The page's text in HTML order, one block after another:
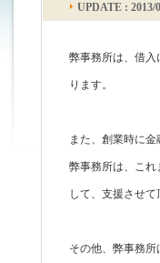
UPDATE : 2013/
弊事務所は、借入
ります。
また、創業時に
弊事務所は、こ
して、支援させて
その他、弊事務